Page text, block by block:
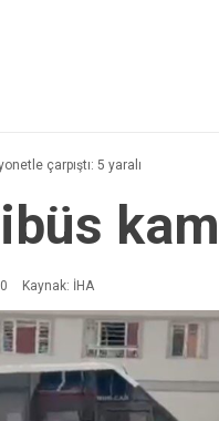
çarpıştı: 5 yaralı
Kaynak: İHA